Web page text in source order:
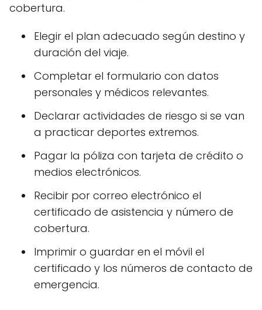
cobertura.
Elegir el plan adecuado según destino y
duración del viaje.
Completar el formulario con datos
personales y médicos relevantes.
Declarar actividades de riesgo si se van
a practicar deportes extremos.
Pagar la póliza con tarjeta de crédito o
medios electrónicos.
Recibir por correo electrónico el
certificado de asistencia y número de
cobertura.
Imprimir o guardar en el móvil el
certificado y los números de contacto de
emergencia.